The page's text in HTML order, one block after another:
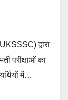
द्वारा
परीक्षाओं का
में…